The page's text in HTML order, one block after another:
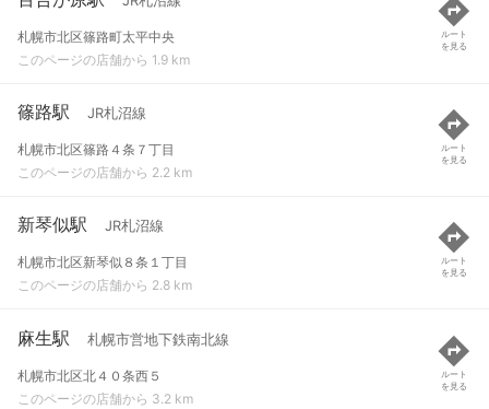
札幌市北区篠路町太平中央
このページの店舗から 1.9 km
ルート
を見る
篠路駅 JR札沼線
札幌市北区篠路４条７丁目
このページの店舗から 2.2 km
ルート
を見る
新琴似駅 JR札沼線
札幌市北区新琴似８条１丁目
このページの店舗から 2.8 km
ルート
を見る
麻生駅 札幌市営地下鉄南北線
札幌市北区北４０条西５
このページの店舗から 3.2 km
ルート
を見る